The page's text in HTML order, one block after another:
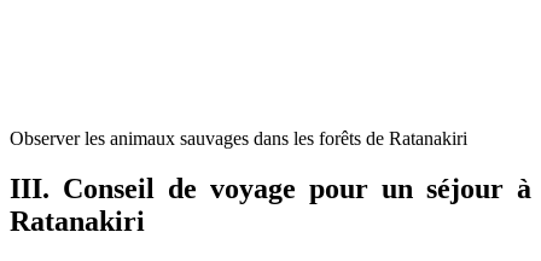
Observer les animaux sauvages dans les forêts de Ratanakiri
III. Conseil de voyage pour un séjour à
Ratanakiri